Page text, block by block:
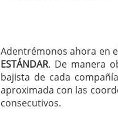
Adentrémonos ahora en
ESTÁNDAR. De manera
bajista de cada
aproximada con las
consecutivos.